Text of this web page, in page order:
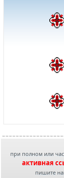
при полном или
активная
пишите